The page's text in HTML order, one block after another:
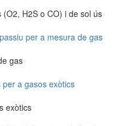
H2S o CO) i de sol ús
gas
exòtics